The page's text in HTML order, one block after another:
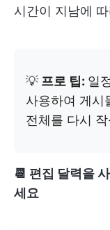
시간이 지남에
💡 프로 팁: 일
사용하여 게시
전체를 다시
📆 편집 달력을
세요